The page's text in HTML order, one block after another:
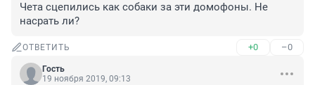
Чета сцепились как собаки за эти домофоны. Не
насрать ли?
ОТВЕТИТЬ +0 –0
Гость
19 ноября 2019, 09:13